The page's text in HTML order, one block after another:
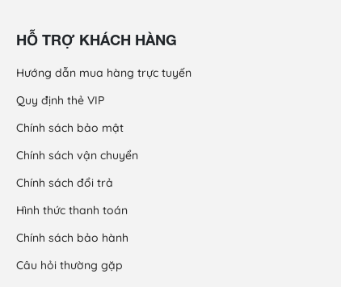
HỖ TRỢ KHÁCH HÀNG
Hướng dẫn mua hàng trực tuyến
Quy định thẻ VIP
Chính sách bảo mật
Chính sách vận chuyển
Chính sách đổi trả
Hình thức thanh toán
Chính sách bảo hành
Câu hỏi thường gặp